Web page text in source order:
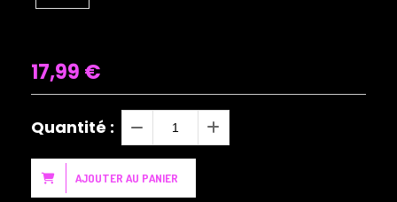
17,99 €
Quantité :
AJOUTER AU PANIER